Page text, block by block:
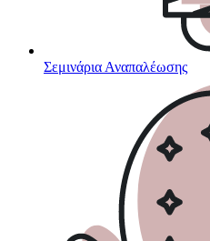
Σεμινάρια Αναπαλέωσης